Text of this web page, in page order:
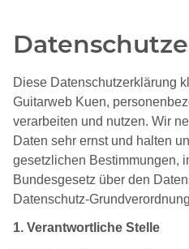
Diese Datenschutzerklärung
Guitarweb Kuen,
verarbeiten und nutzen. Wir
Daten sehr ernst und halten
gesetzlichen Bestimmungen,
Bundesgesetz über den
Datenschutz-
1. Verantwortliche Stelle